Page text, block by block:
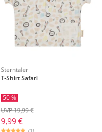
Sterntaler
T-Shirt Safari
50 %
9,99 €
UVP 19,99 €
(1)